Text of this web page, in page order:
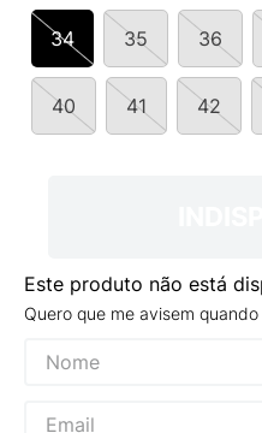
34 35 36
40 41 42
Este produto não está
Quero que me avisem
9º
NEW 530
10º VANS TÊNIS VANS